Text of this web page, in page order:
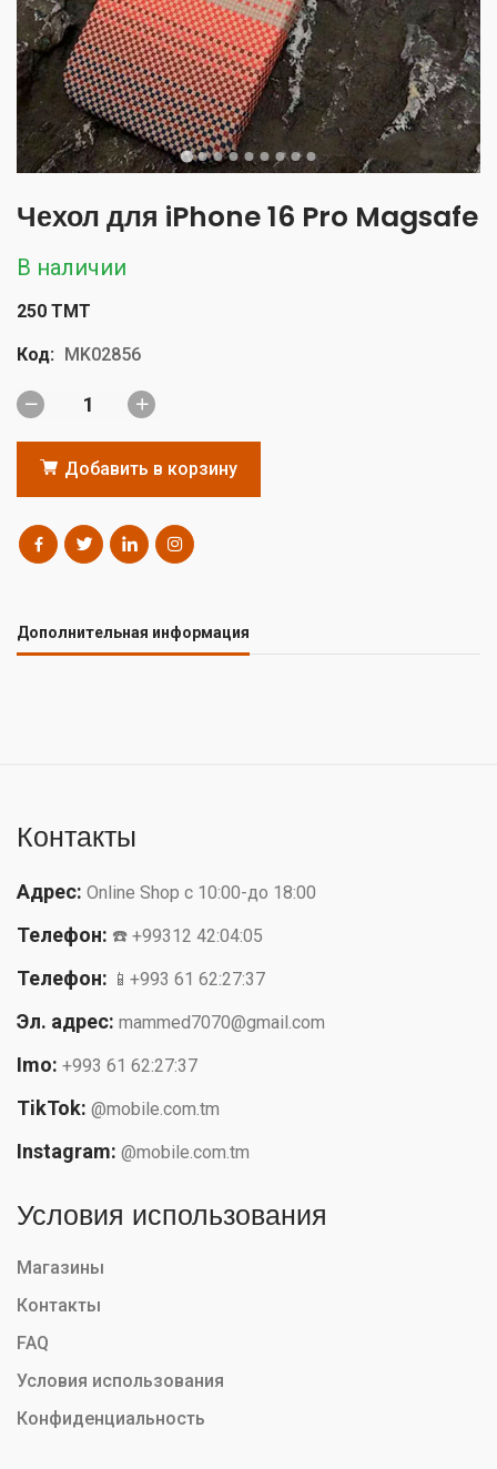
Чехол для iPhone 16 Pro Magsafe
В наличии
250 TMT
Код: MK02856
Добавить в корзину
Дополнительная информация
Контакты
Адрес: Online Shop с 10:00-до 18:00
Телефон: ☎️ +99312 42:04:05
Телефон: 📱+993 61 62:27:37
Эл. адрес: mammed7070@gmail.com
Imo: +993 61 62:27:37
TikTok: @mobile.com.tm
Instagram: @mobile.com.tm
Условия использования
Магазины
Контакты
FAQ
Условия использования
Конфиденциальность